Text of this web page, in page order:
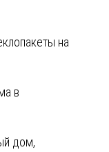
на
в
дом,